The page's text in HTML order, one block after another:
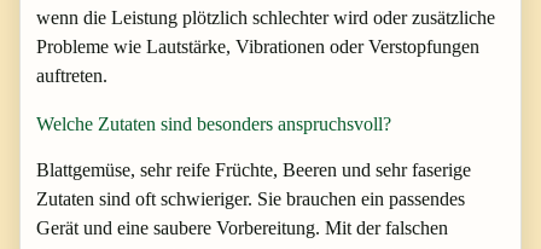
wenn die Leistung plötzlich schlechter wird oder zusätzliche
Probleme wie Lautstärke, Vibrationen oder Verstopfungen
auftreten.
Welche Zutaten sind besonders anspruchsvoll?
Blattgemüse, sehr reife Früchte, Beeren und sehr faserige
Zutaten sind oft schwieriger. Sie brauchen ein passendes
Gerät und eine saubere Vorbereitung. Mit der falschen